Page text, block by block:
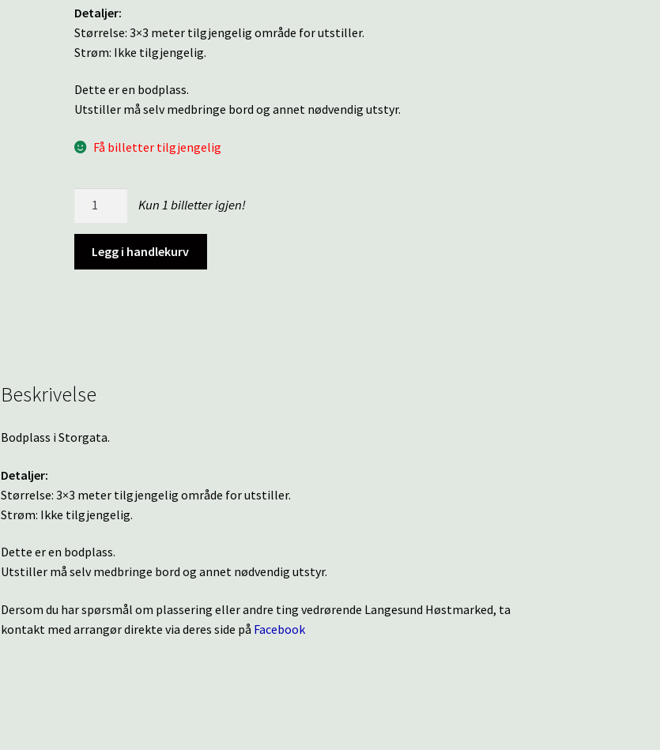
Detaljer:
Størrelse: 3×3 meter tilgjengelig område for utstiller.
Strøm: Ikke tilgjengelig.
Dette er en bodplass.
Utstiller må selv medbringe bord og annet nødvendig utstyr.
Få billetter tilgjengelig
antall
Kun 1 billetter igjen!
Legg i handlekurv
Beskrivelse
Bodplass i Storgata.
Detaljer:
Størrelse: 3×3 meter tilgjengelig område for utstiller.
Strøm: Ikke tilgjengelig.
Dette er en bodplass.
Utstiller må selv medbringe bord og annet nødvendig utstyr.
Dersom du har spørsmål om plassering eller andre ting vedrørende Langesund Høstmarked, ta
kontakt med arrangør direkte via deres side på Facebook